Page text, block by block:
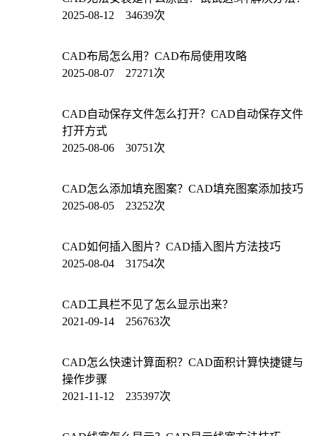
2025-08-12 34639次
CAD布局怎么用？CAD布局使用攻略
2025-08-07 27271次
CAD自动保存文件怎么打开？CAD自动保存文件
打开方式
2025-08-06 30751次
CAD怎么添加填充图案？CAD填充图案添加技巧
2025-08-05 23252次
CAD如何插入图片？CAD插入图片方法技巧
2025-08-04 31754次
CAD工具栏不见了怎么显示出来？
2021-09-14 256763次
CAD怎么快速计算面积？CAD面积计算快捷键与
操作步骤
2021-11-12 235397次